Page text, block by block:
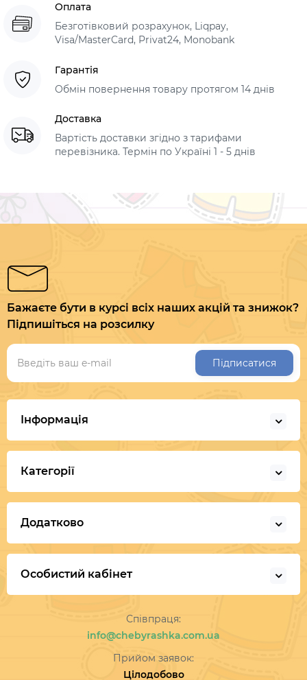
Оплата
Безготівковий розрахунок, Liqpay,
Visa/MasterCard, Privat24, Monobank
Гарантія
Обмін повернення товару протягом 14 днів
Доставка
Вартість доставки згідно з тарифами
перевізника. Термін по Україні 1 - 5 днів
Бажаєте бути в курсі всіх наших акцій та знижок?
Підпишіться на розсилку
Підписатися
Інформація
Категорії
Додатково
Особистий кабінет
Співпраця:
info@chebyrashka.com.ua
Прийом заявок:
Цілодобово